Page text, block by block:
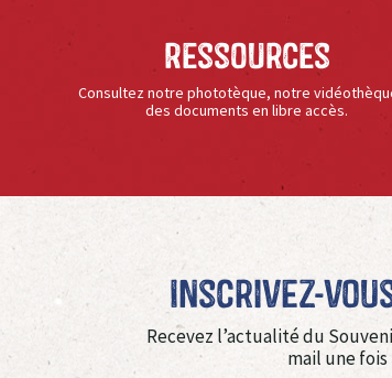
Ressources
Consultez notre phototèque, notre
des documents en libre accès.
Inscrivez-
Recevez l’actualité du
mail une fois